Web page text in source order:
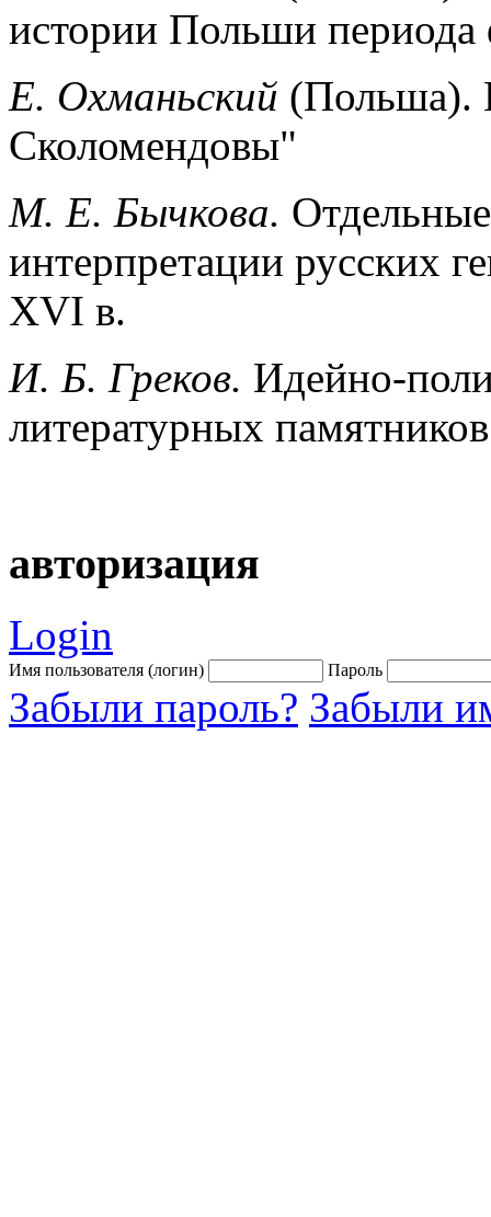
истории Польши периода
Е. Охманьский (Польша).
Сколомендовы"
М. Е. Бычкова.
интерпретации русских
XVI в.
И. Б. Греков. Идейно-
литературных
авторизация
Login
Имя пользователя (логин) Пароль
Забыли пароль? Забыли